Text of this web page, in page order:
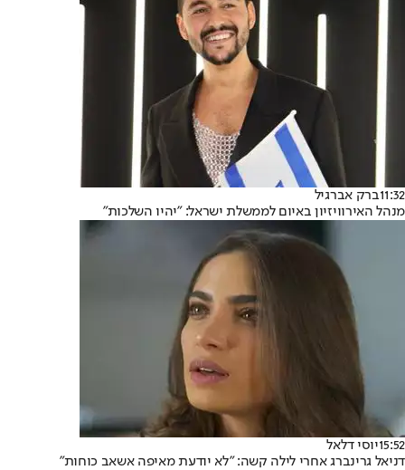
11:32ברק אברגיל
מנהל האירוויזיון באיום לממשלת ישראל: "יהיו השלכות"
15:52יוסי דלאל
דניאל גרינברג אחרי לילה קשה: "לא יודעת מאיפה אשאב כוחות"